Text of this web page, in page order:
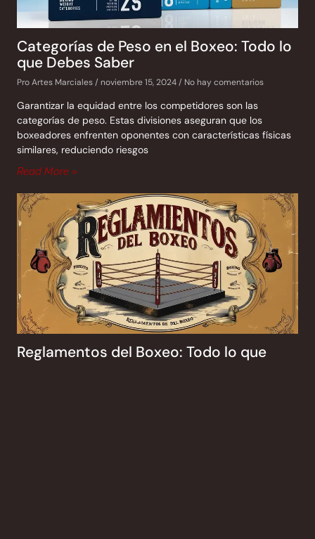
Categorías de Peso en el Boxeo: Todo lo
que Debes Saber
Pro Artes Marciales noviembre 15, 2024 No hay comentarios
Garantizar la equidad entre los competidores son las
categorías de peso. Estas divisiones aseguran que los
boxeadores enfrenten oponentes con características físicas
similares, reduciendo riesgos
Read More »
Reglamentos del Boxeo: Todo lo que